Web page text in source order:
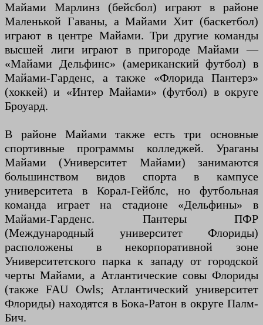
Майами Марлинз (бейсбол) играют в районе
Маленькой Гаваны, а Майами Хит (баскетбол)
играют в центре Майами. Три другие команды
высшей лиги играют в пригороде Майами —
«Майами Дельфинс» (американский футбол) в
Майами-Гарденс, а также «Флорида Пантерз»
(хоккей) и «Интер Майами» (футбол) в округе
Броуард.
В районе Майами также есть три основные
спортивные программы колледжей. Ураганы
Майами (Университет Майами) занимаются
большинством видов спорта в кампусе
университета в Корал-Гейблс, но футбольная
команда играет на стадионе «Дельфины» в
Майами-Гарденс. Пантеры ПФР
(Международный университет Флориды)
расположены в некорпоративной зоне
Университетского парка к западу от городской
черты Майами, а Атлантические совы Флориды
(также FAU Owls; Атлантический университет
Флориды) находятся в Бока-Ратон в округе Палм-
Бич.